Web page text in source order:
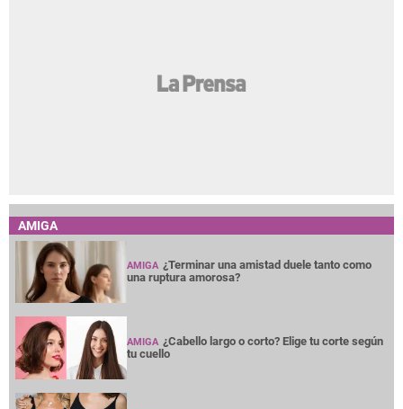
AMIGA
AMIGA ¿Terminar una amistad duele tanto como
una ruptura amorosa?
AMIGA ¿Cabello largo o corto? Elige tu corte según
tu cuello